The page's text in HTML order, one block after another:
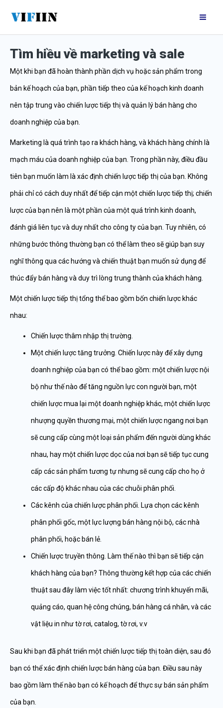
nội
dungTìm hiều về marketing và sale
Một khi bạn đã hoàn thành phần dịch vụ hoặc sản phẩm trong
bản kế hoạch của bạn, phần tiếp theo của kế hoạch kinh doanh
nên tập trung vào chiến lược tiếp thị và quản lý bán hàng cho
doanh nghiệp của bạn.
Marketing là quá trình tạo ra khách hàng, và khách hàng chính là
mạch máu của doanh nghiệp của bạn. Trong phần này, điều đầu
tiên bạn muốn làm là xác định chiến lược tiếp thị của bạn. Không
phải chỉ có cách duy nhất để tiếp cận một chiến lược tiếp thị; chiến
lược của bạn nên là một phần của một quá trình kinh doanh,
đánh giá liên tục và duy nhất cho công ty của bạn. Tuy nhiên, có
những bước thông thường bạn có thể làm theo sẽ giúp bạn suy
nghĩ thông qua các hướng và chiến thuật bạn muốn sử dụng để
thúc đẩy bán hàng và duy trì lòng trung thành của khách hàng.
Một chiến lược tiếp thị tổng thể bao gồm bốn chiến lược khác
nhau:
Chiến lược thâm nhập thị trường.
Một chiến lược tăng trưởng. Chiến lược này để xây dựng
doanh nghiệp của bạn có thể bao gồm: một chiến lược nội
bộ như thế nào để tăng nguồn lực con người bạn, một
chiến lược mua lại một doanh nghiệp khác, một chiến lược
nhượng quyền thương mại, một chiến lược ngang nơi bạn
sẽ cung cấp cùng một loại sản phẩm đến người dùng khác
nhau, hay một chiến lược dọc của nơi bạn sẽ tiếp tục cung
cấp các sản phẩm tương tự nhưng sẽ cung cấp cho họ ở
các cấp độ khác nhau của các chuỗi phân phối.
Các kênh của chiến lược phân phối. Lựa chọn các kênh
phân phối gốc, một lực lượng bán hàng nội bộ, các nhà
phân phối, hoặc bán lẻ.
Chiến lược truyền thông. Làm thế nào thì bạn sẽ tiếp cận
khách hàng của bạn? Thông thường kết hợp của các chiến
thuật sau đây làm việc tốt nhất: chương trình khuyến mãi,
quảng cáo, quan hệ công chúng, bán hàng cá nhân, và các
vật liệu in như tờ rơi, catalog, tờ rơi, v.v
Sau khi bạn đã phát triển một chiến lược tiếp thị toàn diện, sau đó
bạn có thể xác định chiến lược bán hàng của bạn. Điều sau này
bao gồm làm thế nào bạn có kế hoạch để thực sự bán sản phẩm
của bạn.